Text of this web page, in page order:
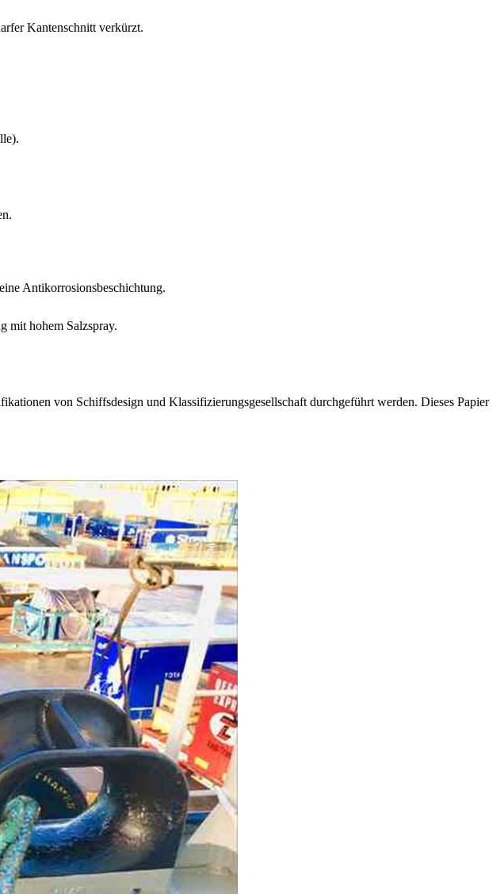
Kantenschnitt verkürzt.
Antikorrosionsbeschichtung.
mit hohem Salzspray.
von Schiffsdesign und Klassifizierungsgesellschaft durchgeführt werden. Dieses Papier